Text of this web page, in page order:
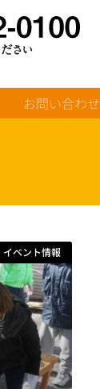
お問い合わせ
イベント情報